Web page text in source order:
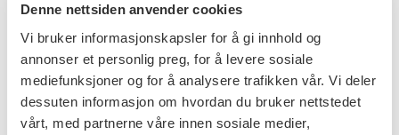
Denne nettsiden anvender cookies
Vi bruker informasjonskapsler for å gi innhold og
annonser et personlig preg, for å levere sosiale
mediefunksjoner og for å analysere trafikken vår. Vi deler
dessuten informasjon om hvordan du bruker nettstedet
vårt, med partnerne våre innen sosiale medier,
Detaljer
Datering 1971